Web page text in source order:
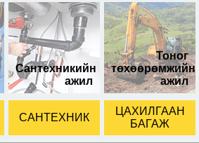
Сантехникийн
ажил
Тоног
төхөөрөмжийн
ажил
САНТЕХНИК
ЦАХИЛГААН
БАГАЖ
цохилттой гар дрилл
13D